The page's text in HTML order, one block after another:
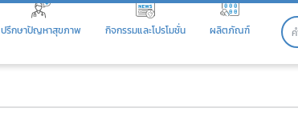
ปรึกษาปัญหาสุขภาพ กิจกรรมและโปรโมชั่น ผลิตภัณฑ์